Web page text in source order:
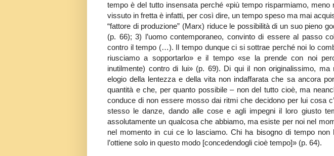
tempo è del tutto insensata perché «più tempo risparmiamo, meno
vissuto in fretta è infatti, per così dire, un tempo speso ma mai
“fattore di produzione” (Marx) riduce le possibilità di un suo pieno
(p. 66); 3) l’uomo contemporaneo, convinto di essere al passo
contro il tempo (…). Il tempo dunque ci si sottrae perché noi lo
riusciamo a sopportarlo» e il tempo «se la prende con noi
inutilmente) contro di lui» (p. 69). Di qui il non originalissimo, ma
elogio della lentezza e della vita non indaffarata che sa ancora
quantità e che, per quanto possibile – non del tutto cioè, ma
conduce di non essere mosso dai ritmi che decidono per lui cosa
stesso le danze, dando alle cose e agli impegni il loro giusto
assolutamente un qualcosa che abbiamo, ma esiste per noi nel
nel momento in cui ce lo lasciamo. Chi ha bisogno di tempo non
l’ottiene solo in questo modo [concedendogli cioè tempo]» (p. 64).